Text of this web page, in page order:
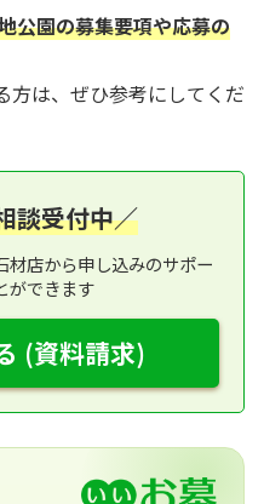
公園の募集要項や応募の
方は、ぜひ参考にしてくだ
談受付中／
材店から申し込みのサポー
ができます
(資料請求)